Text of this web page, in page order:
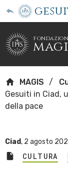
MAGIS
Gesuiti in Ciad,
della pace
Ciad, 2 agosto
CULTURA